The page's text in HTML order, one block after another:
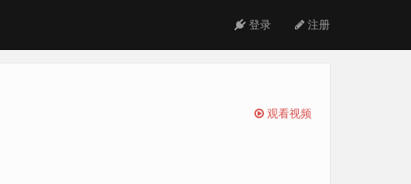
登录 注册
观看视频